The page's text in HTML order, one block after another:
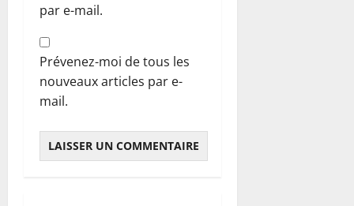
par e-mail.
Prévenez-moi de tous les
nouveaux articles par e-
mail.